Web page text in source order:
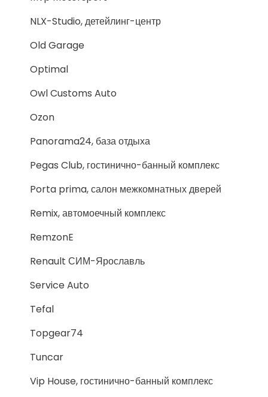
NLX-Studio, детейлинг-центр
Old Garage
Optimal
Owl Customs Auto
Ozon
Panorama24, база отдыха
Pegas Club, гостинично-банный комплекс
Porta prima, салон межкомнатных дверей
Remix, автомоечный комплекс
RemzonE
Renault СИМ-Ярославль
Service Auto
Tefal
Topgear74
Tuncar
Vip House, гостинично-банный комплекс